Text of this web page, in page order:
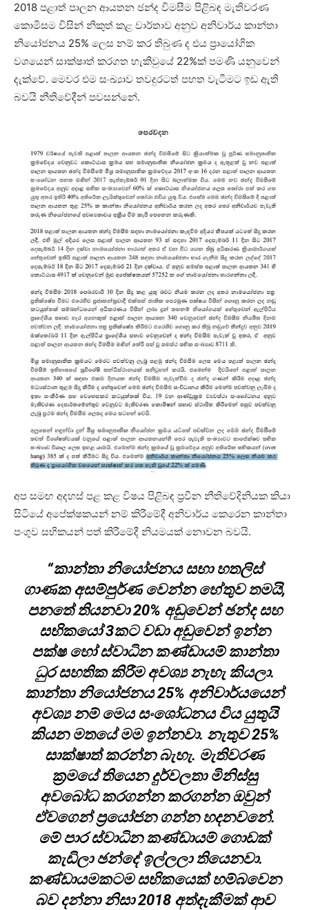
2018 පළාත් පාලන ආයතන ඡන්ද විමසීම පිළිබඳ මැතිවරණ
කොමිසම විසින් නිකුත් කළ වාර්තාව අනුව අනිවාර්ය කාන්තා
නියෝජනය 25% ලෙස නම් කර තිබුණ ද එය ප්‍රායෝගික
වශයෙන් සාක්ෂාත් කරගත හැකිවුයේ 22%ක් පමණි යනුවෙන්
දැක්වේ. මෙවර එම සංඛ්‍යාව තවදුරටත් පහත වැටීමට ඉඩ ඇති
බවයි නීතිවේදීන් පවසන්නේ.
අප සමඟ අදහස් පළ කළ විෂය පිළිබඳ ප්‍රවීන නීතිවේදිනියක කියා
සිටියේ අපේක්ෂකයන් නම් කිරීමේදී අනිවාර්ය කෙරෙන කාන්තා
පංගුව සභිකයන් පත් කිරීමේදී නියමයක් නොවන බවයි.
“කාන්තා නියෝජනය සභා හතලිස්
ගාණක අසම්පුර්ණ වෙන්න හේතුව තමයි,
පනතේ තියනවා 20% අඩුවෙන් ඡන්ද සහ
සභිකයෝ 3කට වඩා අඩුවෙන් ඉන්න
පක්ෂ හෝ ස්වාධින කණ්ඩායම් කාන්තා
ධුර සහතික කිරීම අවශ්‍ය නැහැ කියලා.
කාන්තා නියෝජනය 25% අනිවාර්යයෙන්
අවශ්‍ය නම් මෙය සංශෝධනය විය යුතුයි
කියන මතයේ මම ඉන්නවා. නැතුව 25%
සාක්ෂාත් කරන්න බැහැ. මැතිවරණ
ක්‍රමයේ තියෙන දුර්වලතා මිනිස්සු
අවබෝධ කරගන්න කරගන්න ඔවුන්
ඒවගෙන් ප්‍රයෝජන ගන්න හදනවනේ.
මේ පාර ස්වාධින කණ්ඩායම් ගොඩක්
කැඩිලා ඡන්දේ ඉල්ලලා තියෙනවා.
කණ්ඩායමකටම සභිකයෙක් හම්බවෙන
බව දන්නා නිසා 2018 අත්දැකීමක් ආව